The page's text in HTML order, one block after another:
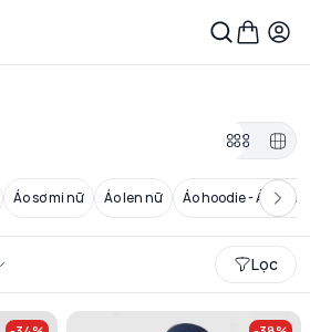
Áo sơ mi nữ Áo len nữ Áo hoodie - Áo nỉ nữ
Lọc